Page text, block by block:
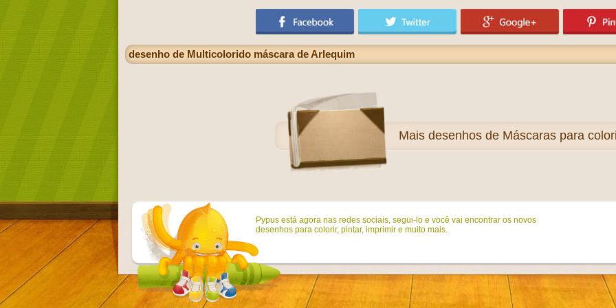
desenho de Multicolorido máscara de Arlequim
Mais desenhos de Máscaras para
Pypus está agora nas redes sociais, segui-lo e você vai encontrar os novos
desenhos para colorir, pintar, imprimir e muito mais.